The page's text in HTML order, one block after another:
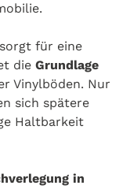
sorgt für eine
die Grundlage
Vinylböden. Nur
sich spätere
Haltbarkeit
in